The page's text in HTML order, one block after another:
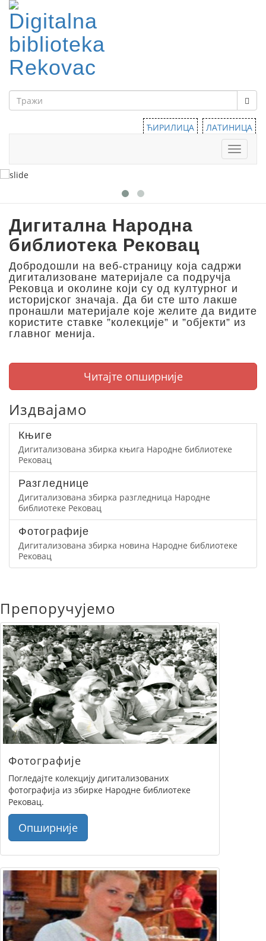
ЋИРИЛИЦА
ЛАТИНИЦА
Тоггле
Дигитална Народна
библиотека Рековац
Добродошли на веб-страницу која садржи
дигитализоване материјале са подручја
Рековца и околине који су од културног и
историјског значаја. Да би сте што лакше
пронашли материјале које желите да видите
користите ставке ”колекције” и ”објекти” из
главног менија.
Читајте опширније
Издвајамо
Књиге
Дигитализована збирка књига Народне библиотеке
Рековац
Разгледнице
Дигитализована збирка разгледница Народне
библиотеке Рековац
Фотографије
Дигитализована збирка новина Народне библиотеке
Рековац
Препоручујемо
Фотографије
Погледајте колекцију дигитализованих
фотографија из збирке Народне библиотеке
Рековац.
Опширније